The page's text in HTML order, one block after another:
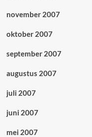
november 2007
oktober 2007
september 2007
augustus 2007
juli 2007
juni 2007
mei 2007